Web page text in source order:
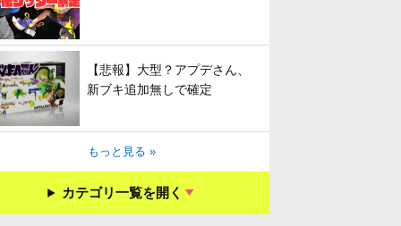
【悲報】大型？アプデさん、
新ブキ追加無しで確定
もっと見る »
カテゴリ一覧を開く